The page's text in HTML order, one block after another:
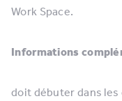
Work Space.
Informations
doit débuter dans